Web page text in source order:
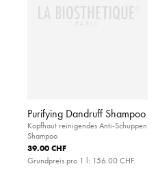
Purifying Dandruff Shampoo
Kopfhaut reinigendes Anti-Schuppen
Shampoo
39.00 CHF
Grundpreis pro 1 l: 156.00 CHF